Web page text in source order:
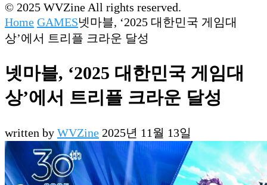
© 2025 WVZine All rights reserved.
Home GAMES넷마블, ‘2025 대한민국 게임대
상’에서 트리플 크라운 달성
넷마블, ‘2025 대한민국 게임대
상’에서 트리플 크라운 달성
written by WVZine 2025년 11월 13일